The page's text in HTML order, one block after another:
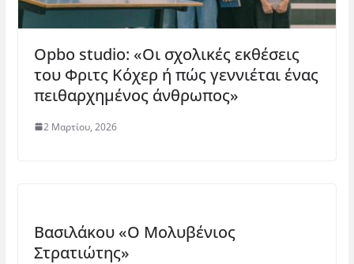
Opbo studio: «Οι σχολικές εκθέσεις
του Φριτς Κόχερ ή πώς γεννιέται ένας
πειθαρχημένος άνθρωπος»
2 Μαρτίου, 2026
Βασιλάκου «Ο Μολυβένιος
Στρατιώτης»